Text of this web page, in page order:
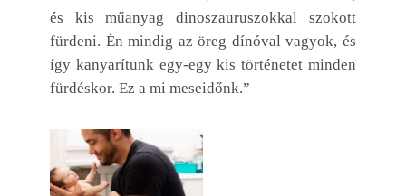
és kis műanyag dinoszauruszokkal szokott
fürdeni. Én mindig az öreg dínóval vagyok, és
így kanyarítunk egy-egy kis történetet minden
fürdéskor. Ez a mi meseidőnk.”